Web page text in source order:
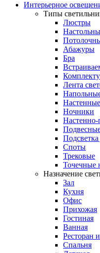
Интерьерное
Типы
Люстры
Абажуры
Бра
Лента
Настенные
Ночники
Споты
Трековые
Точечные
Назначение
Зал
Кухня
Офис
Прихожая
Гостиная
Ванная
Ресторан
Спальня